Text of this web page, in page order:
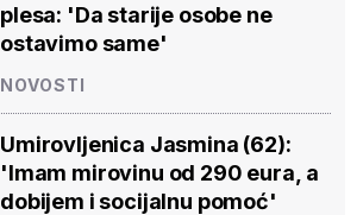
plesa: 'Da starije osobe ne
ostavimo same'
NOVOSTI
Umirovljenica Jasmina (62):
'Imam mirovinu od 290 eura, a
dobijem i socijalnu pomoć'